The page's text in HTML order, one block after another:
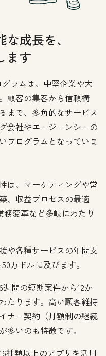
成長を、
ます
ラムは、中堅企業や大
顧客の集客から信頼構
まで、多角的なサービス
会社やエージェンシーの
プログラムとなっていま
は、マーケティングや営
、収益プロセスの最適
変革など多岐にわたり
や各種サービスの年間支
万ドルに及びます。
間の短期案件から12か
たります。高い顧客維持
ナー契約（月額制の継続
多いのも特徴です。
種類以上のアプリを活用